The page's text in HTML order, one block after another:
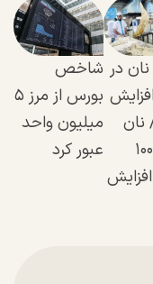
در
نان
لواش ۱۰۰
شاخص
بورس از مرز ۵
میلیون واحد
عبور کرد